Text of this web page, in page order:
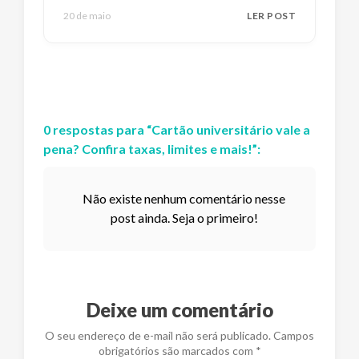
20 de maio LER POST
0 respostas para “Cartão universitário vale a
pena? Confira taxas, limites e mais!”:
Não existe nenhum comentário nesse
post ainda. Seja o primeiro!
Deixe um comentário
O seu endereço de e-mail não será publicado. Campos
obrigatórios são marcados com *